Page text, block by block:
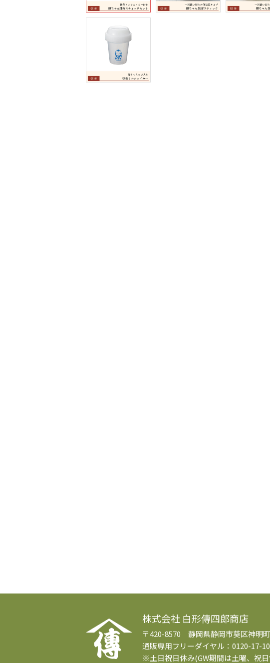
株式会社 白形傳四郎商店
〒420-8570 静岡県静岡市葵区神明
通販専用フリーダイヤル： 0120-17-
※土日祝日休み(GW期間は土曜、祝